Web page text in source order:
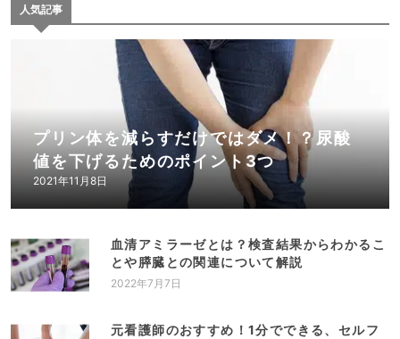
人気記事
プリン体を減らすだけではダメ！？尿酸
値を下げるためのポイント3つ
2021年11月8日
血清アミラーゼとは？検査結果からわかるこ
とや膵臓との関連について解説
2022年7月7日
元看護師のおすすめ！1分でできる、セルフ